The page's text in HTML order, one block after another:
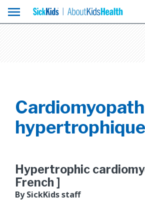
menu
hypertrophique
Hypertrophic
French ]
By SickKids staff